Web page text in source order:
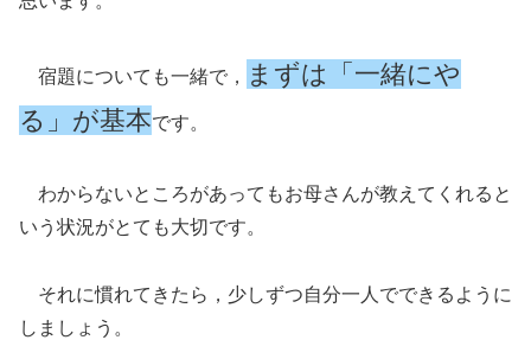
宿題についても一緒で，
まずは「一緒にや
る」が基本です。
わからないところがあってもお母さんが教えてくれると
いう状況がとても大切です。
それに慣れてきたら，少しずつ自分一人でできるように
しましょう。